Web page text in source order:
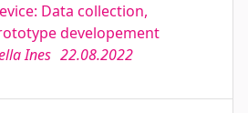
Data collection,
developement
Ines 22.08.2022